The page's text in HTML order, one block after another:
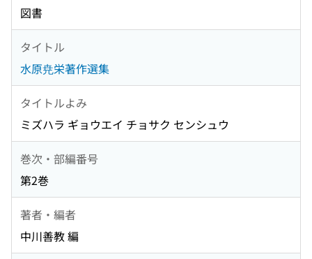
図書
タイトル
水原尭栄著作選集
タイトルよみ
ミズハラ ギョウエイ チョサク センシュウ
巻次・部編番号
第2巻
著者・編者
中川善教 編